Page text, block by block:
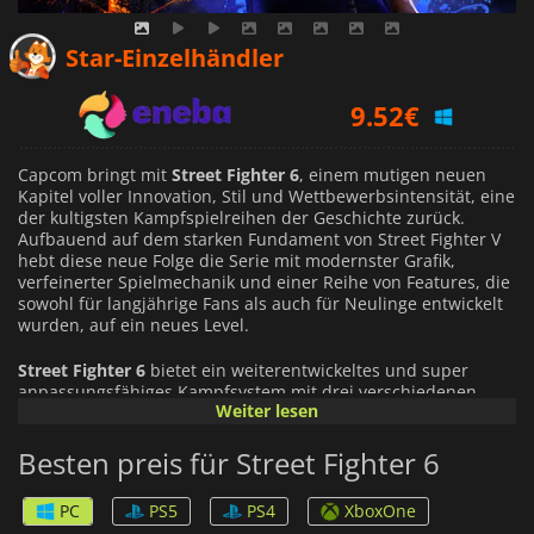
Star-Einzelhändler
9.52€
36.99€
Capcom bringt mit Street Fighter 6, einem mutigen neuen
Kapitel voller Innovation, Stil und Wettbewerbsintensität, eine
der kultigsten Kampfspielreihen der Geschichte zurück.
Aufbauend auf dem starken Fundament von Street Fighter V
hebt diese neue Folge die Serie mit modernster Grafik,
verfeinerter Spielmechanik und einer Reihe von Features, die
sowohl für langjährige Fans als auch für Neulinge entwickelt
wurden, auf ein neues Level.
Street Fighter 6 bietet ein weiterentwickeltes und super
anpassungsfähiges Kampfsystem mit drei verschiedenen
Steuerungsschemata (Classic, Modern und Dynamic), damit
können. Egal, ob du die Präzision traditioneller Eingaben oder
die Zugänglichkeit vereinfachter Befehle bevorzugst, das
Spiel ermöglicht es dir, deinen eigenen Kampfstil zu
entwickeln.
Weiter lesen
Besten preis für Street Fighter 6
PC PS5 PS4
XboxOne